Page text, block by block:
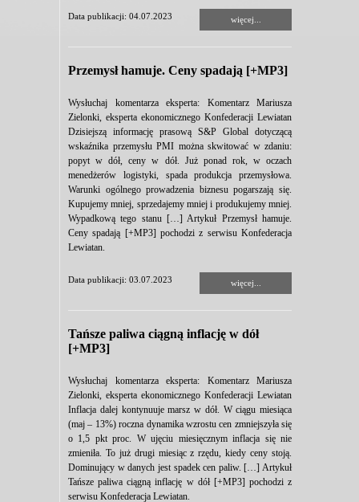
Data publikacji: 04.07.2023 więcej...
Przemysł hamuje. Ceny spadają [+MP3]
Wysłuchaj komentarza eksperta: Komentarz Mariusza
Zielonki, eksperta ekonomicznego Konfederacji Lewiatan
Dzisiejszą informację prasową S&P Global dotyczącą
wskaźnika przemysłu PMI można skwitować w zdaniu:
popyt w dół, ceny w dół. Już ponad rok, w oczach
menedżerów logistyki, spada produkcja przemysłowa.
Warunki ogólnego prowadzenia biznesu pogarszają się.
Kupujemy mniej, sprzedajemy mniej i produkujemy mniej.
Wypadkową tego stanu […] Artykuł Przemysł hamuje.
Ceny spadają [+MP3] pochodzi z serwisu Konfederacja
Lewiatan.
Data publikacji: 03.07.2023 więcej...
Tańsze paliwa ciągną inflację w dół
[+MP3]
Wysłuchaj komentarza eksperta: Komentarz Mariusza
Zielonki, eksperta ekonomicznego Konfederacji Lewiatan
Inflacja dalej kontynuuje marsz w dół. W ciągu miesiąca
(maj – 13%) roczna dynamika wzrostu cen zmniejszyła się
o 1,5 pkt proc. W ujęciu miesięcznym inflacja się nie
zmieniła. To już drugi miesiąc z rzędu, kiedy ceny stoją.
Dominujący w danych jest spadek cen paliw. […] Artykuł
Tańsze paliwa ciągną inflację w dół [+MP3] pochodzi z
serwisu Konfederacja Lewiatan.